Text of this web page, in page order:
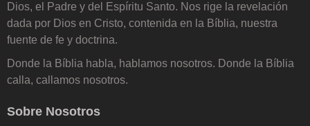
Dios, el Padre y del Espíritu Santo. Nos rige la revelación
dada por Dios en Cristo, contenida en la Bíblia, nuestra
fuente de fe y doctrina.
Donde la Bíblia habla, hablamos nosotros. Donde la Bíblia
calla, callamos nosotros.
Sobre Nosotros